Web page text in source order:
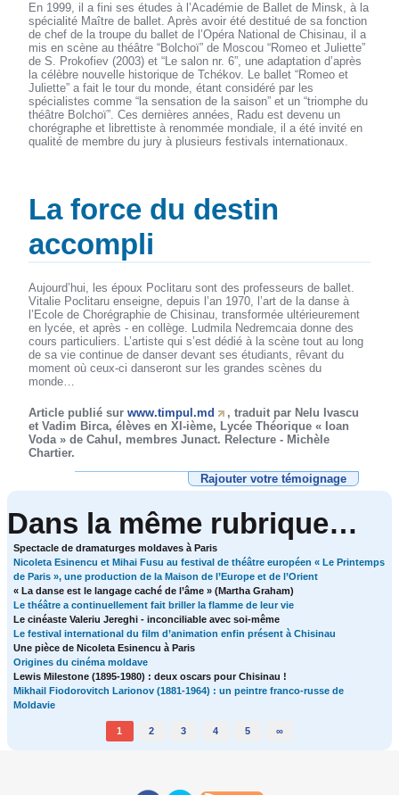
En 1999, il a fini ses études à l’Académie de Ballet de Minsk, à la
spécialité Maître de ballet. Après avoir été destitué de sa fonction
de chef de la troupe du ballet de l’Opéra National de Chisinau, il a
mis en scène au théâtre “Bolchoï” de Moscou “Romeo et Juliette”
de S. Prokofiev (2003) et “Le salon nr. 6”, une adaptation d’après
la célèbre nouvelle historique de Tchékov. Le ballet “Romeo et
Juliette” a fait le tour du monde, étant considéré par les
spécialistes comme “la sensation de la saison” et un “triomphe du
théâtre Bolchoï”. Ces dernières années, Radu est devenu un
chorégraphe et librettiste à renommée mondiale, il a été invité en
qualité de membre du jury à plusieurs festivals internationaux.
La force du destin
accompli
Aujourd’hui, les époux Poclitaru sont des professeurs de ballet.
Vitalie Poclitaru enseigne, depuis l’an 1970, l’art de la danse à
l’Ecole de Chorégraphie de Chisinau, transformée ultérieurement
en lycée, et après - en collège. Ludmila Nedremcaia donne des
cours particuliers. L’artiste qui s’est dédié à la scène tout au long
de sa vie continue de danser devant ses étudiants, rêvant du
moment où ceux-ci danseront sur les grandes scènes du
monde…
Article publié surwww.timpul.md
, traduit par Nelu Ivascu
et Vadim Birca, élèves en XI-ième, Lycée Théorique « Ioan
Voda » de Cahul, membres Junact. Relecture - Michèle
Chartier.
Rajouter votre témoignage
Dans la même rubrique…
Spectacle de dramaturges moldaves à Paris
Nicoleta Esinencu et Mihai Fusu au festival de théâtre européen « Le Printemps
de Paris », une production de la Maison de l’Europe et de l’Orient
« La danse est le langage caché de l’âme » (Martha Graham)
Le théâtre a continuellement fait briller la flamme de leur vie
Le cinéaste Valeriu Jereghi - inconciliable avec soi-même
Le festival international du film d’animation enfin présent à Chisinau
Une pièce de Nicoleta Esinencu à Paris
Origines du cinéma moldave
Lewis Milestone (1895-1980) : deux oscars pour Chisinau !
Mikhail Fiodorovitch Larionov (1881-1964) : un peintre franco-russe de
Moldavie
1 2 3 4 5 ∞